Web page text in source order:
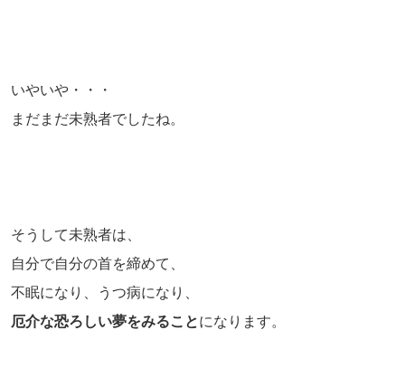
いやいや・・・
まだまだ未熟者でしたね。
そうして未熟者は、
自分で自分の首を締めて、
不眠になり、うつ病になり、
厄介な恐ろしい夢をみることになります。